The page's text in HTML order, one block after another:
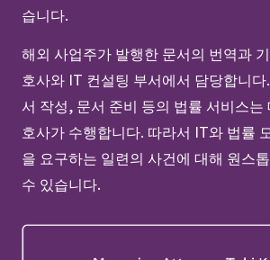
습니다.
해외 사업주가 발행한 문서의 번역과
호사와 IT 컨설팅 부서에서 담당합니
서 작성, 문서 준비 등의 법률 서비스는
호사가 수행합니다. 따라서 IT와 법률
을 요구하는 일련의 사건에 대해 원스
수 있습니다.